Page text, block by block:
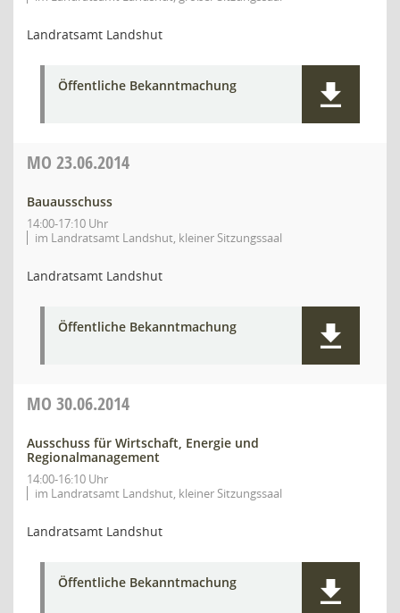
Landratsamt Landshut
Öffentliche Bekanntmachung
MO 23.06.2014
Bauausschuss
14:00-17:10 Uhr
im Landratsamt Landshut, kleiner Sitzungssaal
Landratsamt Landshut
Öffentliche Bekanntmachung
MO 30.06.2014
Ausschuss für Wirtschaft, Energie und
Regionalmanagement
14:00-16:10 Uhr
im Landratsamt Landshut, kleiner Sitzungssaal
Landratsamt Landshut
Öffentliche Bekanntmachung